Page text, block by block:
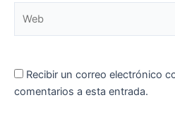
Recibir un correo electrónico
comentarios a esta entrada.